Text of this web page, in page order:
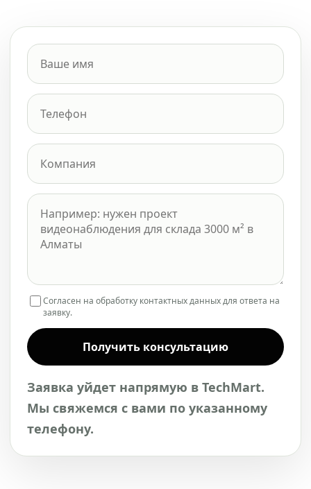
Согласен на обработку контактных данных для ответа на
заявку.
Получить консультацию
Заявка уйдет напрямую в TechMart.
Мы свяжемся с вами по указанному
телефону.